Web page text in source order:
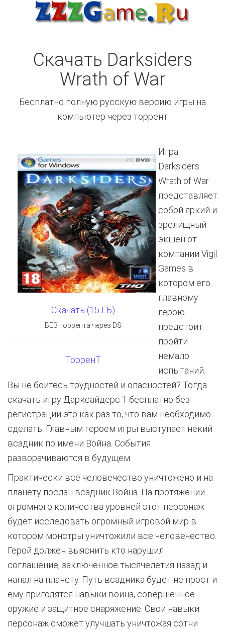
Скачать Darksiders
Wrath of War
Бесплатно полную русскую версию игры на
компьютер через торрент
Скачать (15 ГБ)
БЕЗ торрента через DS
ТорренТ
Игра
Darksiders
Wrath of War
представляет
собой яркий и
зрелищный
экшен от
компании Vigil
Games в
котором его
главному
герою
предстоит
пройти
немало
испытаний.
Вы не боитесь трудностей и опасностей? Тогда
скачать игру Дарксайдерс 1 бесплатно без
регистрации это как раз то, что вам необходимо
сделать. Главным героем игры выступает некий
всадник по имени Война. События
разворачиваются в будущем.
Практически всё человечество уничтожено и на
планету послан всадник Война. На протяжении
огромного количества уровней этот персонаж
будет исследовать огромный игровой мир в
котором монстры уничтожили всё человечество.
Герой должен выяснить кто нарушил
соглашение, заключенное тысячелетия назад и
напал на планету. Путь всадника будет не прост и
ему пригодятся навыки воина, совершенное
оружие и защитное снаряжение. Свои навыки
персонаж сможет улучшать уничтожая сотни